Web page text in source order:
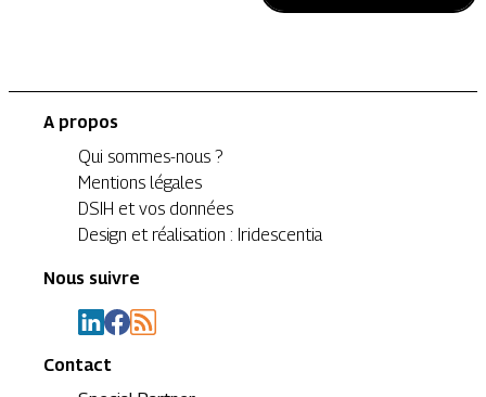
A propos
Qui sommes-nous ?
Mentions légales
DSIH et vos données
Design et réalisation : Iridescentia
Nous suivre
Contact